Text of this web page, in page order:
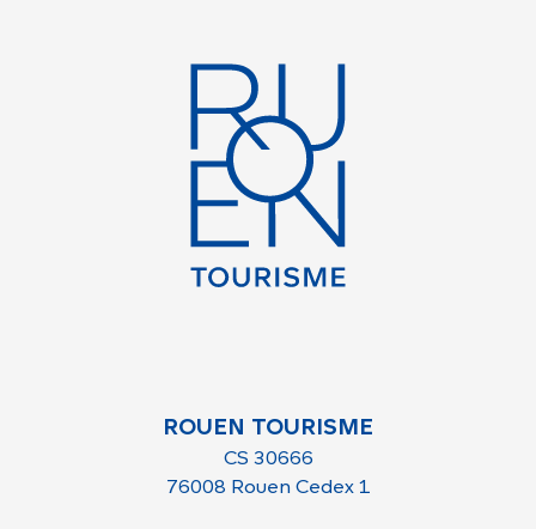
ROUEN TOURISME
CS 30666
76008 Rouen Cedex 1